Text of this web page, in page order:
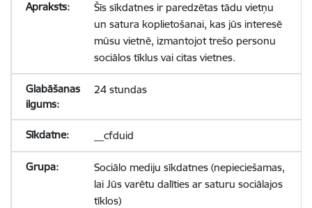
Šīs sīkdatnes ir paredzētas tādu vietņu
un satura koplietošanai, kas jūs interesē
mūsu vietnē, izmantojot trešo personu
sociālos tīklus vai citas vietnes.
24 stundas
__cfduid
Sociālo mediju sīkdatnes (nepieciešamas,
lai Jūs varētu dalīties ar saturu sociālajos
tīklos)